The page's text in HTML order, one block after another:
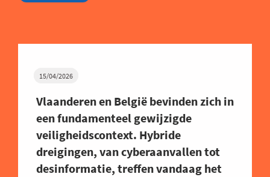
15/04/2026
Vlaanderen en België bevinden zich in
een fundamenteel gewijzigde
veiligheidscontext. Hybride
dreigingen, van cyberaanvallen tot
desinformatie, treffen vandaag het